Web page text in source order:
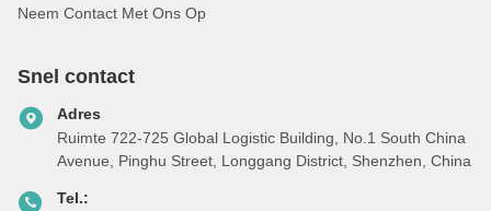
Neem Contact Met Ons Op
Snel contact
Adres
Ruimte 722-725 Global Logistic Building, No.1 South China
Avenue, Pinghu Street, Longgang District, Shenzhen, China
Tel.: